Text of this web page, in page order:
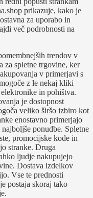
prikazuje, kako je
za uporabo in
več podrobnosti na
trendov v
za spletne trgovine, ker
v primerjavi s
z le nekaj kliki
in pohištva.
je dostopnost
veliko širšo izbiro kot
enostavno primerjajo
ponudbe. Spletne
promocijske kode in
stranke. Druga
ljudje nakupujejo
Dostava izdelkov
Vse te prednosti
postaja skoraj tako